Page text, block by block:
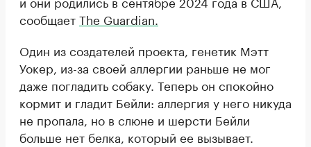
сообщаетThe Guardian.
Один из создателей проекта, генетик Мэтт
Уокер, из-за своей аллергии раньше не мог
даже погладить собаку. Теперь он спокойно
кормит и гладит Бейли: аллергия у него никуда
не пропала, но в слюне и шерсти Бейли
больше нет белка, который ее вызывает.